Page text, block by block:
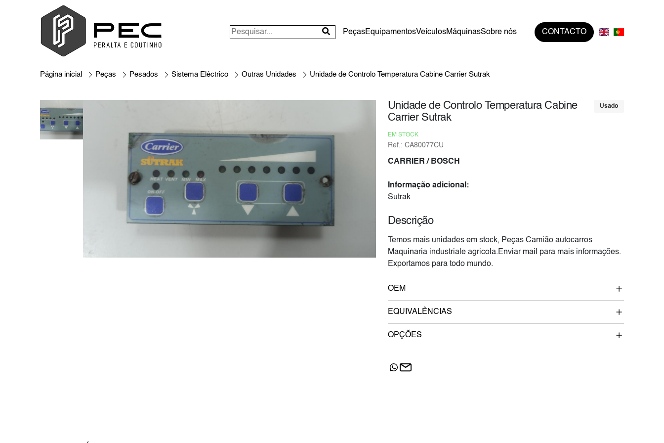
PeçasEquipamentosVeículosMáquinasSobre nós CONTACTO
Página inicial Peças Pesados Sistema Eléctrico Outras Unidades Unidade de Controlo Temperatura Cabine Carrier Sutrak
Usado
Unidade de Controlo Temperatura Cabine
Carrier Sutrak
EM STOCK
Ref.: CA80077CU
CARRIER / BOSCH
Informação adicional:
Sutrak
Descrição
Temos mais unidades em stock, Peças Camião autocarros
Maquinaria industriale agricola.Enviar mail para mais informações.
Exportamos para todo mundo.
OEM
EQUIVALÊNCIAS
OPÇÕES